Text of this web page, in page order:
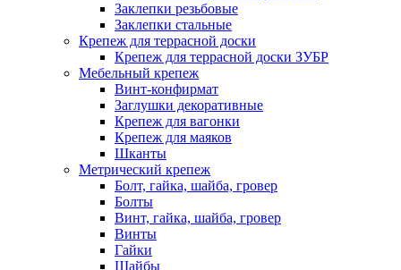
Заклепки резьбовые
Заклепки стальные
Крепеж для террасной доски
Крепеж для террасной доски ЗУБР
Мебельный крепеж
Винт-конфирмат
Заглушки декоративные
Крепеж для вагонки
Крепеж для маяков
Шканты
Метрический крепеж
Болт, гайка, шайба, гровер
Болты
Винт, гайка, шайба, гровер
Винты
Гайки
Шайбы